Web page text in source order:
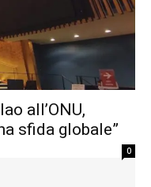
all’ONU,
sfida globale”
0